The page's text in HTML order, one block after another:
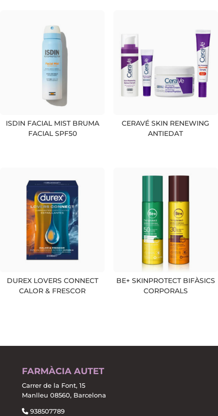
ISDIN FACIAL MIST BRUMA
FACIAL SPF50
CERAVÉ SKIN RENEWING
ANTIEDAT
DUREX LOVERS CONNECT
CALOR & FRESCOR
BE+ SKINPROTECT BIFÀSICS
CORPORALS
FARMÀCIA AUTET
Carrer de la Font, 15
Manlleu 08560, Barcelona
938507789